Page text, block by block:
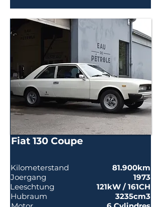
Fiat 130 Coupe
Kilometerstand
81.900km
Joergang
1973
Leeschtung
121kW / 161CH
Hubraum
3235cm3